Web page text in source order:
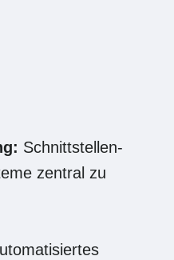
Schnittstellen-
zentral zu